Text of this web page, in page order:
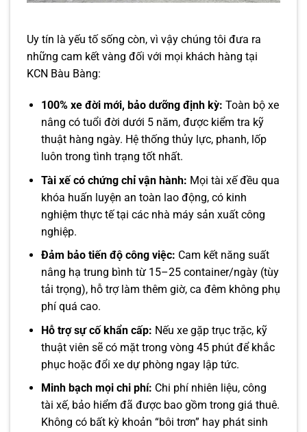
Uy tín là yếu tố sống còn, vì vậy chúng tôi đưa ra
những cam kết vàng đối với mọi khách hàng tại
KCN Bàu Bàng:
100% xe đời mới, bảo dưỡng định kỳ: Toàn bộ xe
nâng có tuổi đời dưới 5 năm, được kiểm tra kỹ
thuật hàng ngày. Hệ thống thủy lực, phanh, lốp
luôn trong tình trạng tốt nhất.
Tài xế có chứng chỉ vận hành: Mọi tài xế đều qua
khóa huấn luyện an toàn lao động, có kinh
nghiệm thực tế tại các nhà máy sản xuất công
nghiệp.
Đảm bảo tiến độ công việc: Cam kết năng suất
nâng hạ trung bình từ 15–25 container/ngày (tùy
tải trọng), hỗ trợ làm thêm giờ, ca đêm không phụ
phí quá cao.
Hỗ trợ sự cố khẩn cấp: Nếu xe gặp trục trặc, kỹ
thuật viên sẽ có mặt trong vòng 45 phút để khắc
phục hoặc đổi xe dự phòng ngay lập tức.
Minh bạch mọi chi phí: Chi phí nhiên liệu, công
tài xế, bảo hiểm đã được bao gồm trong giá thuê.
Không có bất kỳ khoản “bôi trơn” hay phát sinh